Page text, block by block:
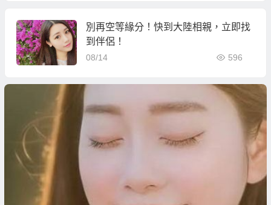
別再空等緣分！快到大陸相親，立即找
到伴侶！
08/14 596